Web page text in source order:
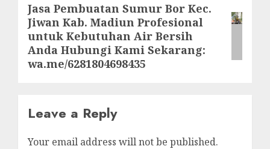
Next
post:
Jasa Pembuatan Sumur Bor Kec.
Jiwan Kab. Madiun Profesional
untuk Kebutuhan Air Bersih
Anda Hubungi Kami Sekarang:
wa.me/6281804698435
Leave a Reply
Your email address will not be published.